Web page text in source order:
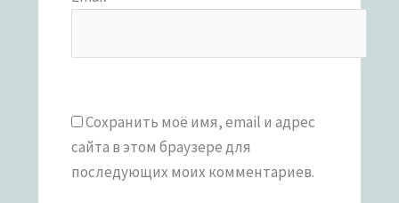
Сохранить моё имя, email и адрес
сайта в этом браузере для
последующих моих комментариев.